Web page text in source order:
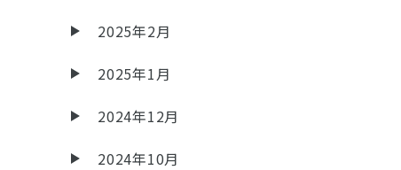
2025年2月
2025年1月
2024年12月
2024年10月